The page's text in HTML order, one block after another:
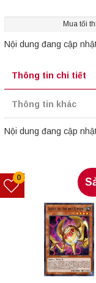
Mua tối
Nội dung đang cập
Thông tin chi tiết
Thông tin khác
Nội dung đang cập
0